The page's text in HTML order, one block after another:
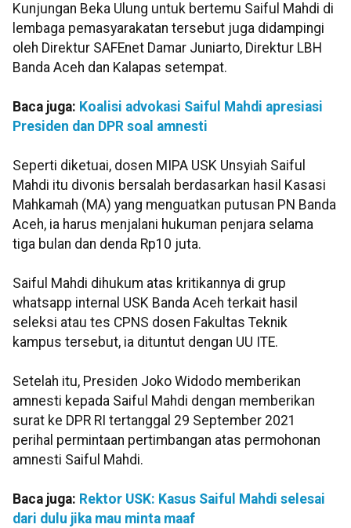
Kunjungan Beka Ulung untuk bertemu Saiful Mahdi di
lembaga pemasyarakatan tersebut juga didampingi
oleh Direktur SAFEnet Damar Juniarto, Direktur LBH
Banda Aceh dan Kalapas setempat.
Baca juga: Koalisi advokasi Saiful Mahdi apresiasi
Presiden dan DPR soal amnesti
Seperti diketuai, dosen MIPA USK Unsyiah Saiful
Mahdi itu divonis bersalah berdasarkan hasil Kasasi
Mahkamah (MA) yang menguatkan putusan PN Banda
Aceh, ia harus menjalani hukuman penjara selama
tiga bulan dan denda Rp10 juta.
Saiful Mahdi dihukum atas kritikannya di grup
whatsapp internal USK Banda Aceh terkait hasil
seleksi atau tes CPNS dosen Fakultas Teknik
kampus tersebut, ia dituntut dengan UU ITE.
Setelah itu, Presiden Joko Widodo memberikan
amnesti kepada Saiful Mahdi dengan memberikan
surat ke DPR RI tertanggal 29 September 2021
perihal permintaan pertimbangan atas permohonan
amnesti Saiful Mahdi.
Baca juga: Rektor USK: Kasus Saiful Mahdi selesai
dari dulu jika mau minta maaf